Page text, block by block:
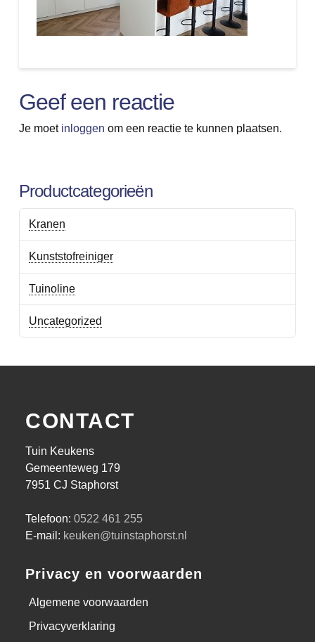
Geef een reactie
Je moet inloggen om een reactie te kunnen plaatsen.
Productcategorieën
Kranen
Kunststofreiniger
Tuinoline
Uncategorized
CONTACT
Tuin Keukens
Gemeenteweg 179
7951 CJ Staphorst
Telefoon: 0522 461 255
E-mail: keuken@tuinstaphorst.nl
Privacy en voorwaarden
Algemene voorwaarden
Privacyverklaring